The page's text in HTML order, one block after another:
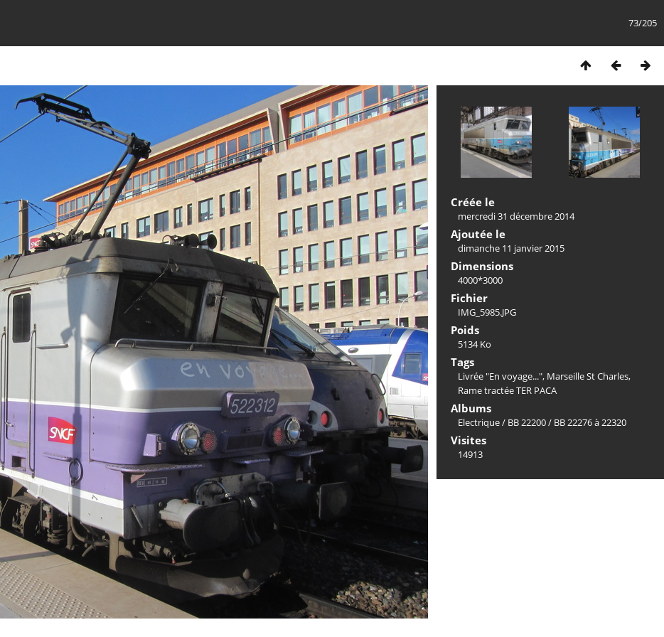
73/205
Créée le
mercredi 31 décembre 2014
Ajoutée le
dimanche 11 janvier 2015
Dimensions
4000*3000
Fichier
IMG_5985.JPG
Poids
5134 Ko
Tags
Livrée "En voyage...", Marseille St Charles,
Rame tractée TER PACA
Albums
Electrique/ BB 22200/ BB 22276 à 22320
Visites
14913